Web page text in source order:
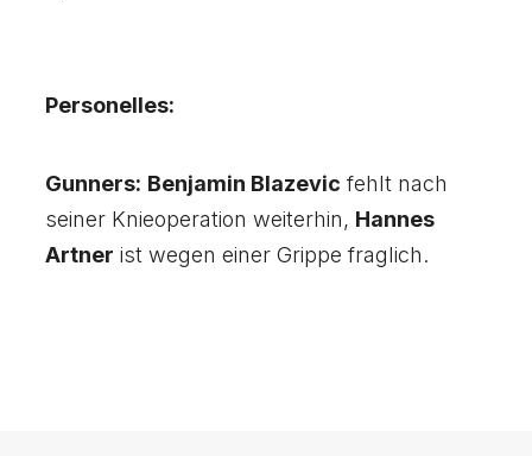
Personelles:
Gunners: Benjamin Blazevic fehlt nach
seiner Knieoperation weiterhin, Hannes
Artner ist wegen einer Grippe fraglich.